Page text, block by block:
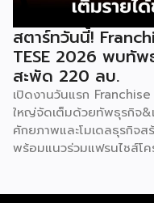
สตาร์ทวันนี้!
TESE 2026 พบทัพ
สะพัด 220 ลบ.
เปิดงานวันแรก
ใหญ่จัดเต็มด้วยทัพธุรกิจ
ศักยภาพและโมเดลธุรกิจส
พร้อมแนวร่วมแฟรนไชส์โ